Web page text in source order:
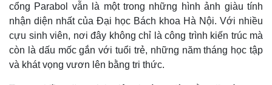
cổng Parabol vẫn là một trong những hình ảnh giàu tính
nhận diện nhất của Đại học Bách khoa Hà Nội. Với nhiều
cựu sinh viên, nơi đây không chỉ là công trình kiến trúc mà
còn là dấu mốc gắn với tuổi trẻ, những năm tháng học tập
và khát vọng vươn lên bằng tri thức.